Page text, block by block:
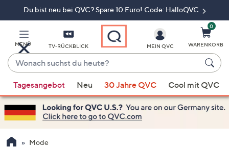
Du bist neu bei QVC? Spare 10 Euro! Code: HalloQVC
MENÜ TV-RÜCKBLICK
Wonach
suchst
du
heute?
Vorschläge
verfügbar
sind,
verwenden
Sie
MEIN QVC
0
WARENKORB
Tagesangebot Neu 30 Jahre QVC Cool mit QVC
Mode